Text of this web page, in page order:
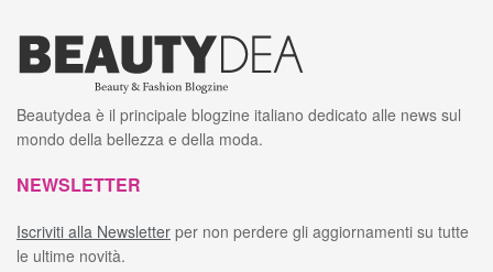
Beautydea è il principale blogzine italiano dedicato alle news sul
mondo della bellezza e della moda.
NEWSLETTER
Iscriviti alla Newsletter per non perdere gli aggiornamenti su tutte
le ultime novità.